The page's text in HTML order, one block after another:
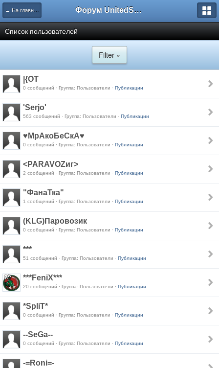
← На главную Форум UnitedSouth
Список пользователей
Filter »
|{OT
0 сообщений · Группа: Пользователи · Публикации
'Serjo'
563 сообщений · Группа: Пользователи · Публикации
♥МрАкоБеСкА♥
0 сообщений · Группа: Пользователи · Публикации
<PARAVOZиг>
2 сообщений · Группа: Пользователи · Публикации
"ФанаТка"
1 сообщений · Группа: Пользователи · Публикации
(KLG)Паровозик
0 сообщений · Группа: Пользователи · Публикации
***
51 сообщений · Группа: Пользователи · Публикации
***FeniX***
20 сообщений · Группа: Пользователи · Публикации
*SpliT*
0 сообщений · Группа: Пользователи · Публикации
--SeGa--
0 сообщений · Группа: Пользователи · Публикации
-=Roni=-